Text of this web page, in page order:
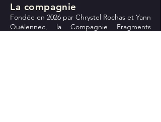
La compagnie
Fondée en 2026 par Chrystel Rochas et Yann
Quélennec, la Compagnie Fragments